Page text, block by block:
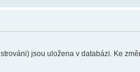
jsou uložena v databázi. Ke